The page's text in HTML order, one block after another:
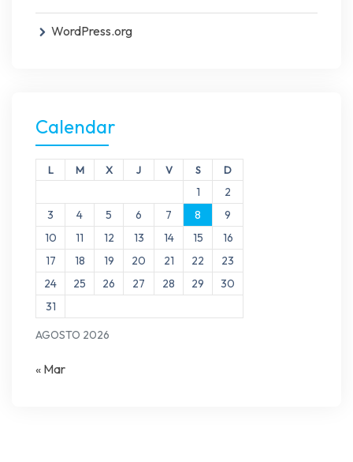
WordPress.org
Calendar
AGOSTO 2026
L M X J V S D
1
2
3
4 5 6 7 8
9
10
11 12 13 14 15
16
17
18 19 20 21 22
23
24
25 26 27 28 29
30
31
« Mar